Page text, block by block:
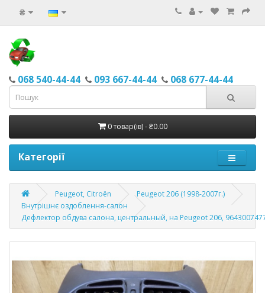
₴
068 540-44-44 093 667-44-44 068 677-44-44
0 товар(ів) - ₴0.00
Категорії
Peugeot, Citroёn
Peugeot 206 (1998-2007г.)
Внутрішнє оздоблення-салон
Дефлектор обдува салона, центральный, на Peugeot 206,